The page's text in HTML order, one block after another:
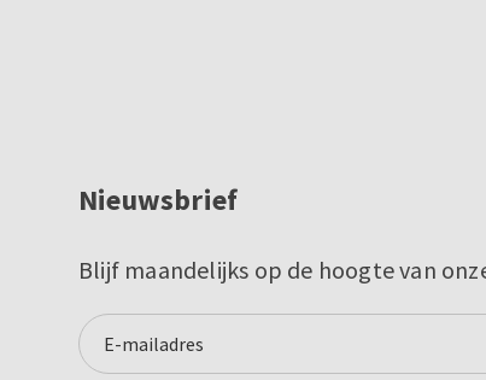
Nieuwsbrief
Blijf maandelijks op de hoogte van